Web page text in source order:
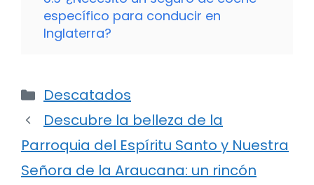
específico para conducir en
Inglaterra?
Categorías
Descatados
Descubre la belleza de la
Parroquia del Espíritu Santo y Nuestra
Señora de la Araucana: un rincón